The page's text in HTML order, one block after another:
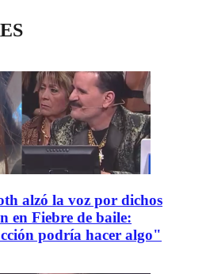
alzó la voz por dichos
en Fiebre de baile:
podría hacer algo"